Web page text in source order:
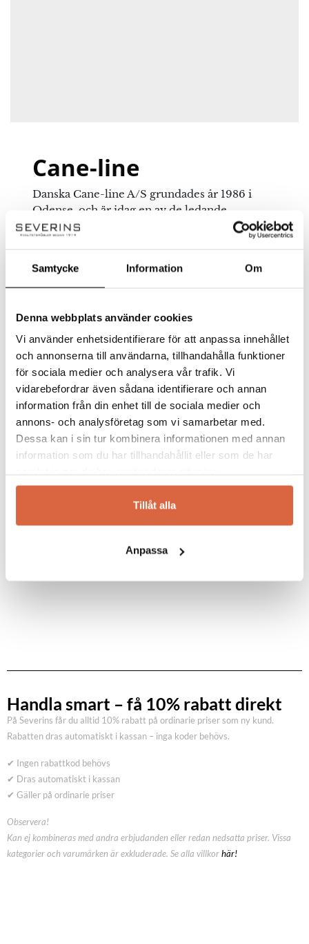
Samtycke Information Om
Denna webbplats använder cookies
Vi använder enhetsidentifierare för att anpassa innehållet
och annonserna till användarna, tillhandahålla funktioner
för sociala medier och analysera vår trafik. Vi
vidarebefordrar även sådana identifierare och annan
information från din enhet till de sociala medier och
annons- och analysföretag som vi samarbetar med.
Dessa kan i sin tur kombinera informationen med annan
information som du har tillhandahållit eller som de har
Tillåt alla
Anpassa
Cane-line
Danska Cane-line A/S grundades år 1986 i
Odense, och är idag en av de ledande
leverantörerna av underhållsfria utemöbler
med hög kvalitet. Alla modeller från Cane-
av stora temperaturskillnader och
förändringar i årstider.
AllaCane-Line utemöblerär även
. Cane-line ser det som sitt
uppdrag att utveckla hållbara och starka
möbler med hänsyn till både människor och
miljö. Cane-line värnar om en sund
miljöpolitik och strävar ständigt efter en
förbättring av arbetsvillkoren i de länder där
de är verksamma. Bekväma stolar, soffor och
fåtöljer, soffbord och matbord med
Se allt från Cane-line
Handla smart – få 10% rabatt direkt
På Severins får du alltid 10% rabatt på ordinarie priser som ny kund.
Rabatten dras automatiskt i kassan – inga koder behövs.
✔ Ingen rabattkod behövs
✔ Dras automatiskt i kassan
✔ Gäller på ordinarie priser
Observera!
Kan ej kombineras med andra erbjudanden eller redan nedsatta priser. Vissa
kategorier och varumärken är exkluderade. Se alla villkorhär!